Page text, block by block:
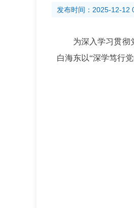
发布时间： 2025-12-12
为深入学习贯彻
白海东以“深学笃行